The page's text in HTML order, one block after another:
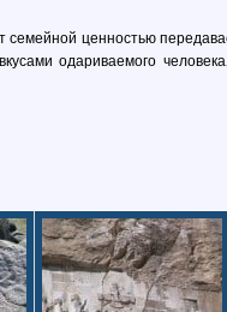
семейной ценностью
одариваемого